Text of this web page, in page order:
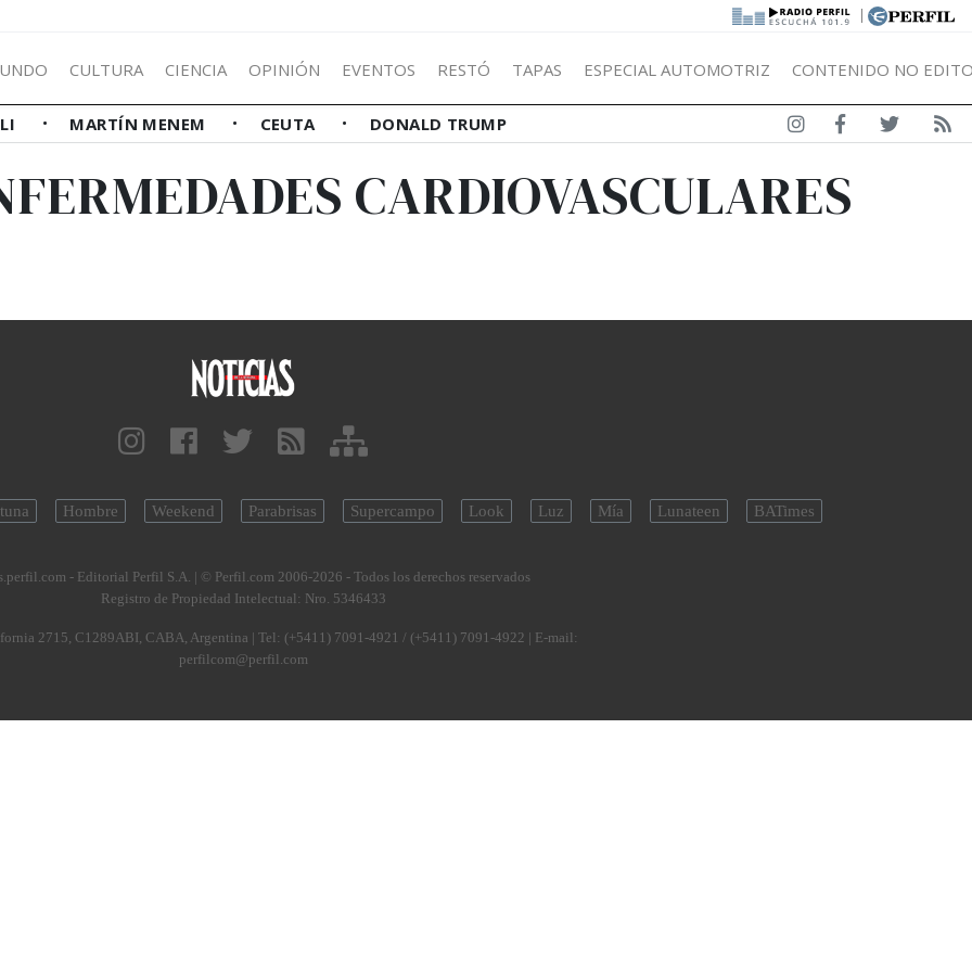
|
CULTURA CIENCIA OPINIÓN EVENTOS RESTÓ TAPAS ESPECIAL AUTOMOTRIZ CONTENIDO NO
MARTÍN MENEM CEUTA DONALD TRUMP
CARDIOVASCULARES
Hombre Weekend Parabrisas Supercampo Look Luz Mía Lunateen BATimes
- Editorial Perfil S.A. | © Perfil.com 2006-2026 - Todos los derechos reservados
Registro de Propiedad Intelectual: Nro. 5346433
2715, C1289ABI, CABA, Argentina | Tel: (+5411) 7091-4921 / (+5411) 7091-4922 | E-mail:
perfilcom@perfil.com